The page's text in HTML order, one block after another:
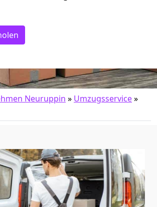
Neuruppin » Umzugsservice»